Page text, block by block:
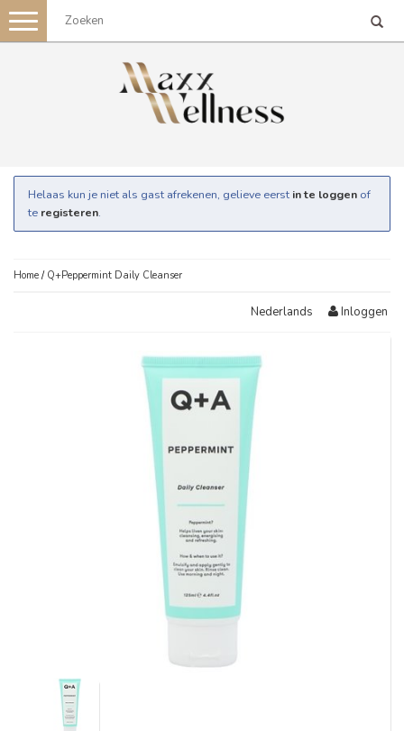
Toggle
navigation
Helaas kun je niet als gast afrekenen, gelieve eerst in te loggen of
te registeren.
Home / Q+Peppermint Daily Cleanser
Nederlands Inloggen